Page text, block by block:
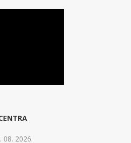
08. 2026.